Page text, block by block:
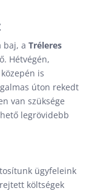
baj, a Tréleres
Hétvégén,
is
úton rekedt
van szüksége
legrövidebb
ügyfeleink
költségek